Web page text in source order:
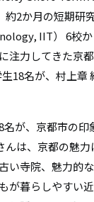
リ
ン
ク
約2か月の短期研
IIT） 6校
注力してきた京
18名が、村上
が、京都市の
は、京都の魅
い寺院、魅力的
が暮らしやすい